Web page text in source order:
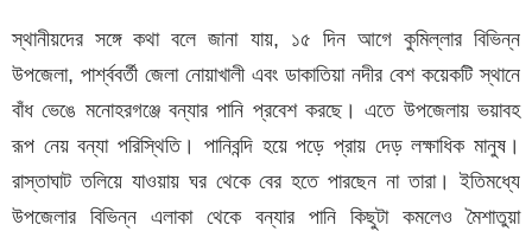
স্থানীয়দের সঙ্গে কথা বলে জানা যায়, ১৫ দিন আগে কুমিল্লার বিভিন্ন
উপজেলা, পার্শ্ববর্তী জেলা নোয়াখালী এবং ডাকাতিয়া নদীর বেশ কয়েকটি স্থানে
বাঁধ ভেঙে মনোহরগঞ্জে বন্যার পানি প্রবেশ করছে। এতে উপজেলায় ভয়াবহ
রূপ নেয় বন্যা পরিস্থিতি। পানিবন্দি হয়ে পড়ে প্রায় দেড় লক্ষাধিক মানুষ।
রাস্তাঘাট তলিয়ে যাওয়ায় ঘর থেকে বের হতে পারছেন না তারা। ইতিমধ্যে
উপজেলার বিভিন্ন এলাকা থেকে বন্যার পানি কিছুটা কমলেও মৈশাতুয়া